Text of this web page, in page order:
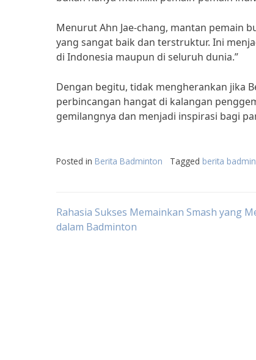
Menurut Ahn Jae-chang, mantan pemain
yang sangat baik dan terstruktur. Ini
di Indonesia maupun di seluruh dunia.”
Dengan begitu, tidak mengherankan jika
perbincangan hangat di kalangan
gemilangnya dan menjadi inspirasi bagi
Posted in Berita Badminton Tagged berita
Post
Rahasia Sukses Memainkan Smash yang
dalam Badminton